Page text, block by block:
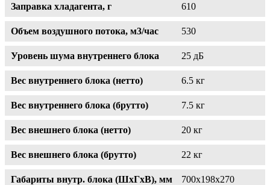
Заправка хладагента, г 610
Объем воздушного потока, м3/час 530
Уровень шума внутреннего блока 25 дБ
Вес внутреннего блока (нетто) 6.5 кг
Вес внутреннего блока (брутто) 7.5 кг
Вес внешнего блока (нетто) 20 кг
Вес внешнего блока (брутто) 22 кг
Габариты внутр. блока (ШxГxВ), мм
700х198х270